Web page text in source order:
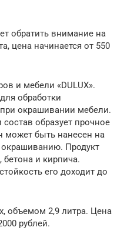
обратить внимание на
цена начинается от 550
и мебели «DULUX».
обработки
окрашивании мебели.
образует прочное
может быть нанесен на
Продукт
бетона и кирпича.
его доходит до
объемом 2,9 литра. Цена
рублей.